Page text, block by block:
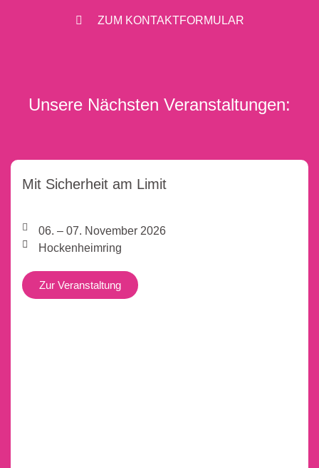
ZUM KONTAKTFORMULAR
Unsere Nächsten Veranstaltungen:
Mit Sicherheit am Limit
06. – 07. November 2026
Hockenheimring
Zur Veranstaltung